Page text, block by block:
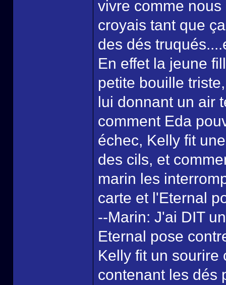
vivre comme
croyais tant que
des dés
En effet la jeune
petite bouille
lui donnant un air
comment Eda
échec, Kelly fit
des cils, et
marin les
carte et l'Eternal
--Marin: J'ai DIT
Eternal pose
Kelly fit un sourire
contenant les dés